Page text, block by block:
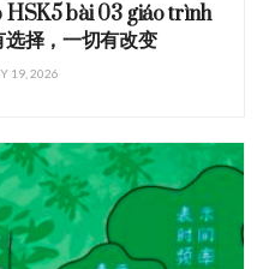
HSK5 bài 03 giáo trình
择，一切有改变
19, 2026